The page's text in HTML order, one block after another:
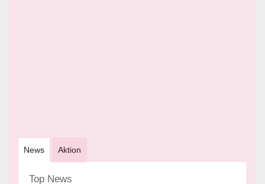
News Aktion
Top News